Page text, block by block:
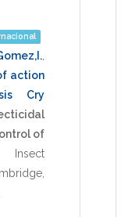
action
Cry
of
Insect